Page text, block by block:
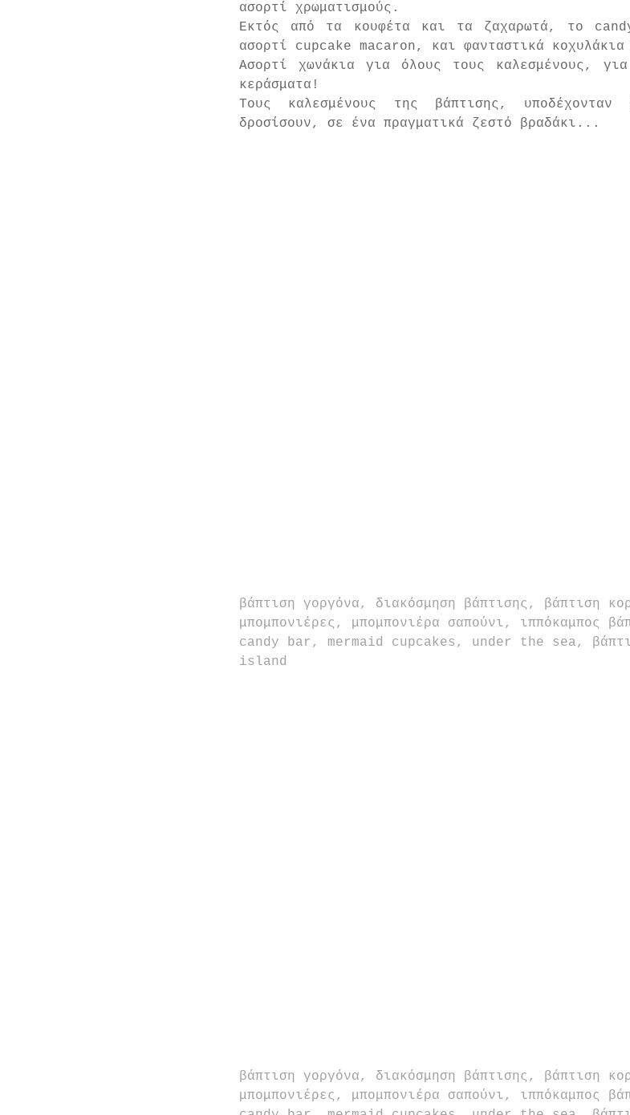
ασορτί χρωματισμούς.
Εκτός από τα κουφέτα και τα ζαχαρωτά, το
ασορτί cupcake macaron, και φανταστικά
Ασορτί χωνάκια για όλους τους καλεσμένους,
κεράσματα!
Τους καλεσμένους της βάπτισης,
δροσίσουν, σε ένα πραγματικά ζεστό βραδάκι...
βάπτιση γοργόνα, διακόσμηση βάπτισης, βάπτιση
μπομπονιέρες, μπομπονιέρα σαπούνι, ιππόκαμπος
candy bar, mermaid cupcakes, under the sea,
island
βάπτιση γοργόνα, διακόσμηση βάπτισης, βάπτιση
μπομπονιέρες, μπομπονιέρα σαπούνι, ιππόκαμπος